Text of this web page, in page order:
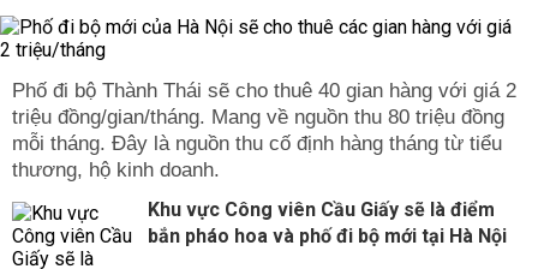
Phố đi bộ Thành Thái sẽ cho thuê 40 gian hàng với giá 2
triệu đồng/gian/tháng. Mang về nguồn thu 80 triệu đồng
mỗi tháng. Đây là nguồn thu cố định hàng tháng từ tiểu
thương, hộ kinh doanh.
Khu vực Công viên Cầu Giấy sẽ là điểm
bắn pháo hoa và phố đi bộ mới tại Hà Nội